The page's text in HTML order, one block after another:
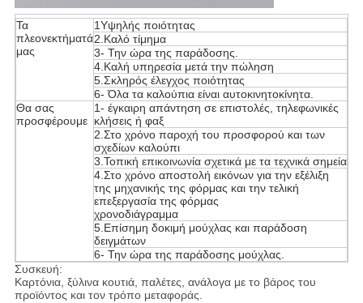
Τα
πλεονεκτήματά
μας
1Υψηλής ποιότητας
2.Καλό τίμημα
3- Την ώρα της παράδοσης.
4.Καλή υπηρεσία μετά την πώληση
5.Σκληρός έλεγχος ποιότητας
6- Όλα τα καλούπια είναι αυτοκινητοκίνητα.
Θα σας
προσφέρουμε
1- έγκαιρη απάντηση σε επιστολές, τηλεφωνικές
κλήσεις ή φαξ
2.Στο χρόνο παροχή του προσφορού και των
σχεδίων καλούπι
3.Τοπική επικοινωνία σχετικά με τα τεχνικά σημεία
4.Στο χρόνο αποστολή εικόνων για την εξέλιξη
της μηχανικής της φόρμας και την τελική
επεξεργασία της φόρμας
χρονοδιάγραμμα
5.Επίσημη δοκιμή μούχλας και παράδοση
δειγμάτων
6- Την ώρα της παράδοσης μούχλας.
Συσκευή:
Καρτόνια, ξύλινα κουτιά, παλέτες, ανάλογα με το βάρος του
προϊόντος και τον τρόπο μεταφοράς.